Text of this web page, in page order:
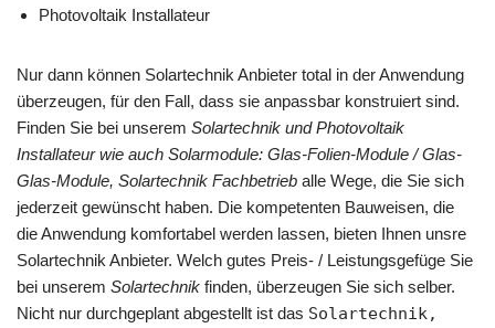
Photovoltaik Installateur
Nur dann können Solartechnik Anbieter total in der Anwendung
überzeugen, für den Fall, dass sie anpassbar konstruiert sind.
Finden Sie bei unserem Solartechnik und Photovoltaik
Installateur wie auch Solarmodule: Glas-Folien-Module / Glas-
Glas-Module, Solartechnik Fachbetrieb alle Wege, die Sie sich
jederzeit gewünscht haben. Die kompetenten Bauweisen, die
die Anwendung komfortabel werden lassen, bieten Ihnen unsre
Solartechnik Anbieter. Welch gutes Preis- / Leistungsgefüge Sie
bei unserem Solartechnik finden, überzeugen Sie sich selber.
Nicht nur durchgeplant abgestellt ist das Solartechnik,